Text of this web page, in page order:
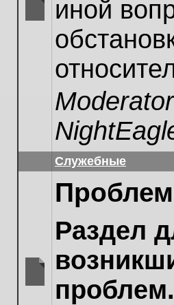
unread
иной
Служебные
Раздел
проблем.